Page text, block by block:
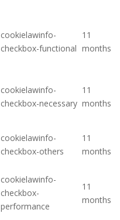
cookielawinfo-
checkbox-functional
11
months
cookielawinfo-
checkbox-necessary
11
months
cookielawinfo-
checkbox-others
11
months
cookielawinfo-
checkbox-
performance
11
months